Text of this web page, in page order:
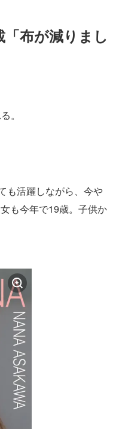
布が減りまし
。
も活躍しながら、今や
も今年で19歳。子供か